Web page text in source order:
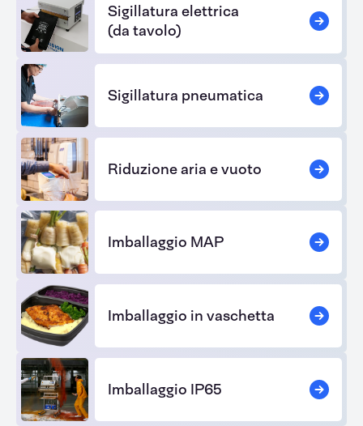
Sigillatura elettrica
(da tavolo)
Sigillatura pneumatica
Riduzione aria e vuoto
Imballaggio MAP
Imballaggio in vaschetta
Imballaggio IP65